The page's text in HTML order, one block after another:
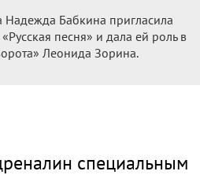
Людочки в спектакле
Московского
театра «Русская песня».
столкнулась с неприятностью: